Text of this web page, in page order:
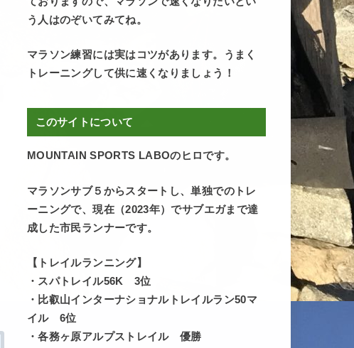
う人はのぞいてみてね。
マラソン練習には実はコツがあります。うまく
トレーニングして供に速くなりましょう！
このサイトについて
MOUNTAIN SPORTS LABOのヒロです。
マラソンサブ５からスタートし、単独でのトレ
ーニングで、現在（2023年）でサブエガまで達
成した市民ランナーです。
【トレイルランニング】
・スパトレイル56K 3位
・比叡山インターナショナルトレイルラン50マ
イル 6位
・各務ヶ原アルプストレイル 優勝